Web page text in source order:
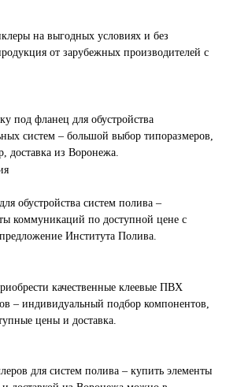
на выгодных условиях и без
от зарубежных производителей с
под фланец для обустройства
систем – большой выбор типоразмеров,
доставка из Воронежа.
обустройства систем полива –
коммуникаций по доступной цене с
Института Полива.
качественные клеевые ПВХ
– индивидуальный подбор компонентов,
цены и доставка.
для систем полива – купить элементы